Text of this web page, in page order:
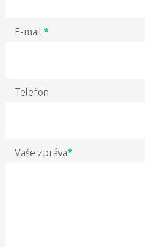
E-mail *
Telefon
Vaše zpráva*